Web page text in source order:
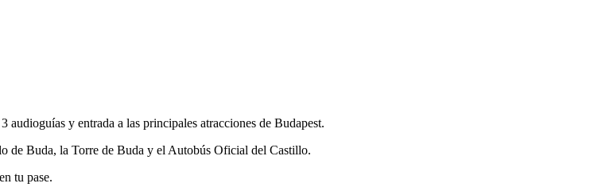
y entrada a las principales atracciones de Budapest.
de Buda, la Torre de Buda y el Autobús Oficial del Castillo.
tu pase.